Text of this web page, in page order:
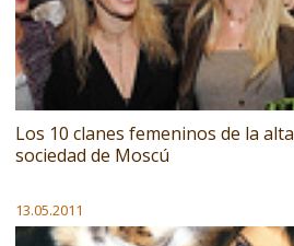
Los 10 clanes femeninos de la alta
sociedad de Moscú
13.05.2011